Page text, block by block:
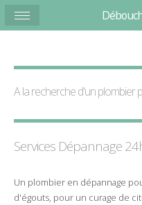
A la recherche d'un plombier
Services Dépannage
Un plombier en dépannage
d'égouts, pour un curage de